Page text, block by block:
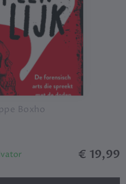
Boxho
€ 19,99